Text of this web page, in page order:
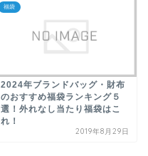
福袋
2024年ブランドバッグ・財布
のおすすめ福袋ランキング５
選！外れなし当たり福袋はこ
れ！
2019年8月29日